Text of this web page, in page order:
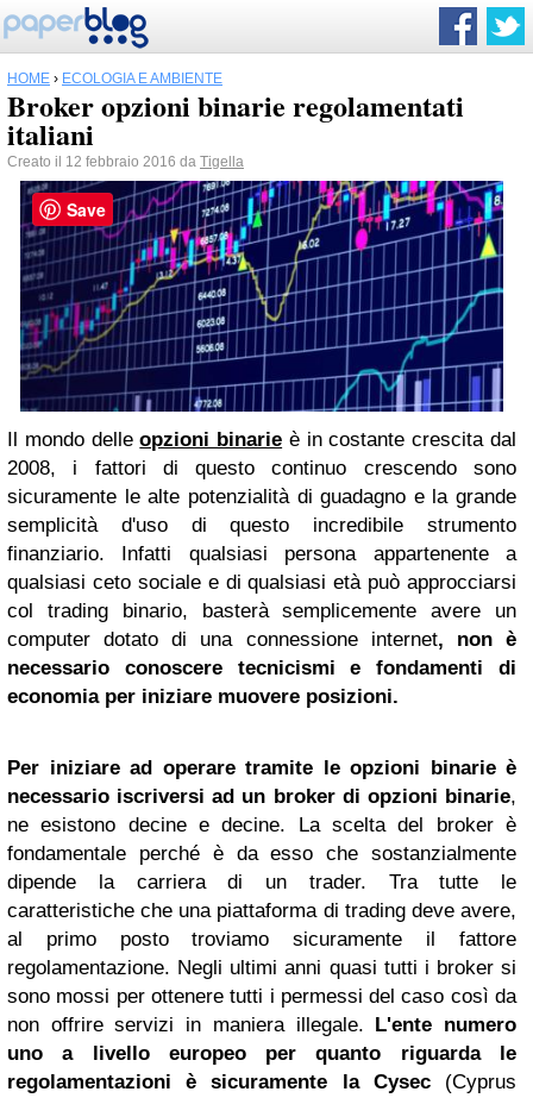
HOME › ECOLOGIA E AMBIENTE
Broker opzioni binarie regolamentati
italiani
Creato il 12 febbraio 2016 da Tigella
Il mondo delleopzioni binarie è in costante crescita dal
2008, i fattori di questo continuo crescendo sono
sicuramente le alte potenzialità di guadagno e la grande
semplicità d'uso di questo incredibile strumento
finanziario. Infatti qualsiasi persona appartenente a
qualsiasi ceto sociale e di qualsiasi età può approcciarsi
col trading binario, basterà semplicemente avere un
computer dotato di una connessione internet, non è
necessario conoscere tecnicismi e fondamenti di
economia per iniziare muovere posizioni.
Per iniziare ad operare tramite le opzioni binarie è
necessario iscriversi ad un broker di opzioni binarie,
ne esistono decine e decine. La scelta del broker è
fondamentale perché è da esso che sostanzialmente
dipende la carriera di un trader. Tra tutte le
caratteristiche che una piattaforma di trading deve avere,
al primo posto troviamo sicuramente il fattore
regolamentazione. Negli ultimi anni quasi tutti i broker si
sono mossi per ottenere tutti i permessi del caso così da
non offrire servizi in maniera illegale.
L'ente numero
uno a livello europeo per quanto riguarda le
regolamentazioni è sicuramente la Cysec(Cyprus
Save